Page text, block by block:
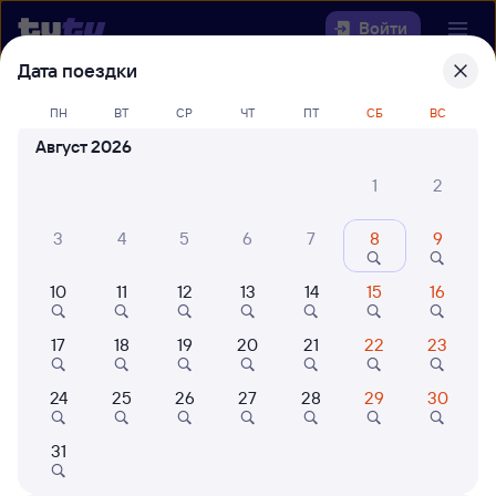
Войти
Выберите день, чтобы найтиж/д
билеты Куйтун — Владимир
Куда
Когда
Кто едет
Найти поезда
Дата поездки
ПН ВТ СР ЧТ ПТ СБ ВС
Август 2026
1
2
3 4 5 6 7 8 9
10 11 12 13 14 15 16
17 18 19 20 21 22 23
24 25 26 27 28 29 30
31